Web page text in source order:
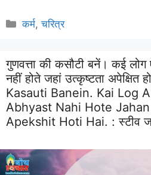
Categories
कर्म,चरित्र
गुणवत्ता की कसौटी बनें। कई
नहीं होते जहां उत्कृष्टता
Kasauti Banein. Kai Log
Abhyast Nahi Hote
Apekshit Hoti Hai. :स्टीव